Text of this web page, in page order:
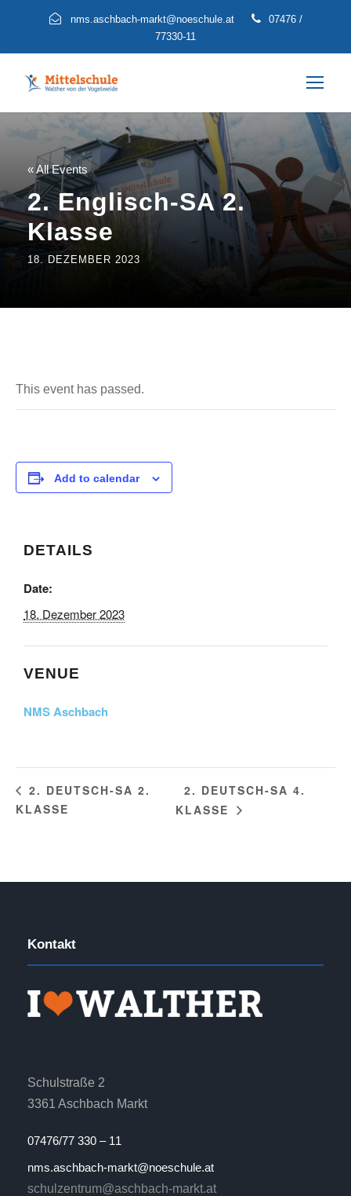
nms.aschbach-markt@noeschule.at
07476 /
77330-11
« All Events
2. Englisch-SA 2.
Klasse
18. DEZEMBER 2023
This event has passed.
Add to calendar
DETAILS
Date:
18. Dezember 2023
VENUE
NMS Aschbach
2. DEUTSCH-SA 2.
KLASSE
2. DEUTSCH-SA 4.
KLASSE
Kontakt
Schulstraße 2
3361 Aschbach Markt
07476/77 330 – 11
nms.aschbach-markt@noeschule.at
schulzentrum@aschbach-markt.at